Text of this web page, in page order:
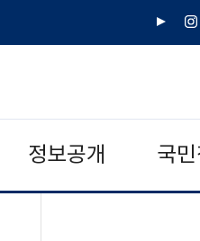
유
인
정보공개 국